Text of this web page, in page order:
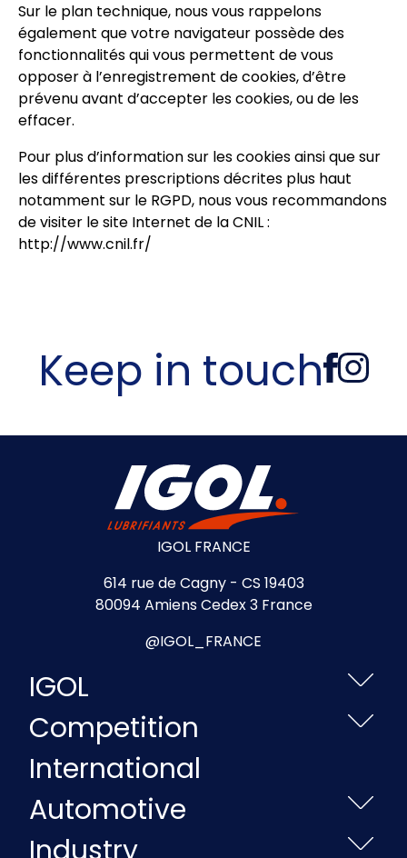
Sur le plan technique, nous vous rappelons
également que votre navigateur possède des
fonctionnalités qui vous permettent de vous
opposer à l’enregistrement de cookies, d’être
prévenu avant d’accepter les cookies, ou de les
effacer.
Pour plus d’information sur les cookies ainsi que sur
les différentes prescriptions décrites plus haut
notamment sur le RGPD, nous vous recommandons
de visiter le site Internet de la CNIL :
http://www.cnil.fr/
Keep in touch
IGOL FRANCE
614 rue de Cagny - CS 19403
80094 Amiens Cedex 3 France
@IGOL_FRANCE
IGOL
Competition
International
Automotive
Industry